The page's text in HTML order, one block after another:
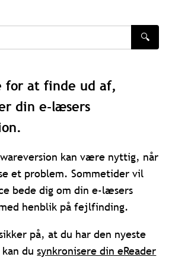
🔍
for at finde ud af,
din e-læsers
kan være nyttig, når
et problem. Sommetider vil
bede dig om din e-læsers
henblik på fejlfinding.
på, at du har den nyeste
kan dusynkronisere din eReader